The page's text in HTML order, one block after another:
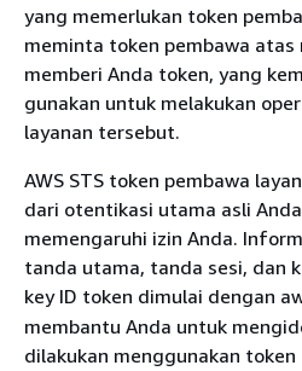
yang memerlukan token
meminta token pembawa atas
memberi Anda token, yang
gunakan untuk melakukan
layanan tersebut.
AWS STS token pembawa
dari otentikasi utama asli
memengaruhi izin Anda.
tanda utama, tanda sesi, dan
key ID token dimulai dengan
membantu Anda untuk
dilakukan menggunakan token